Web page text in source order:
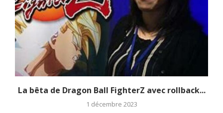
La bêta de Dragon Ball FighterZ avec rollback...
1 décembre 2023